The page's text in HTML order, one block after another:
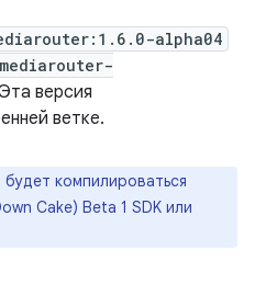
alpha04
версия
ветке.
компилироваться
Cake) Beta 1 SDK или